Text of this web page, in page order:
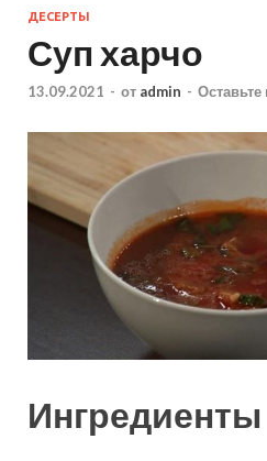
ДЕСЕРТЫ
Суп харчо
13.09.2021 - от admin -
Ингредиенты